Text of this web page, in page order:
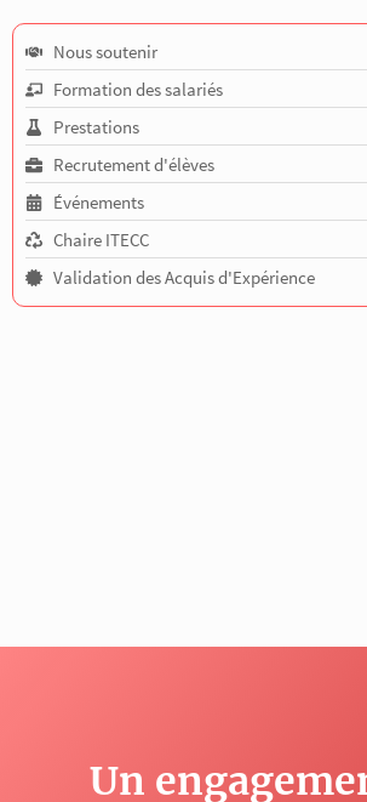
Nous soutenir
Formation des salariés
Prestations
Recrutement d'élèves
Événements
Chaire ITECC
Validation des Acquis d'Expérience
Un